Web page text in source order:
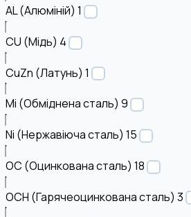
AL (Алюміній) 1
CU (Мідь) 4
CuZn (Латунь) 1
Mi (Обміднена сталь) 9
Ni (Нержавіюча сталь) 15
OC (Оцинкована сталь) 18
OCH (Гарячеоцинкована сталь) 3